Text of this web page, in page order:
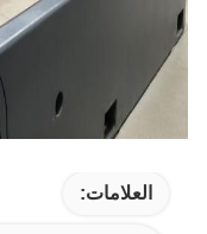
العلامات: